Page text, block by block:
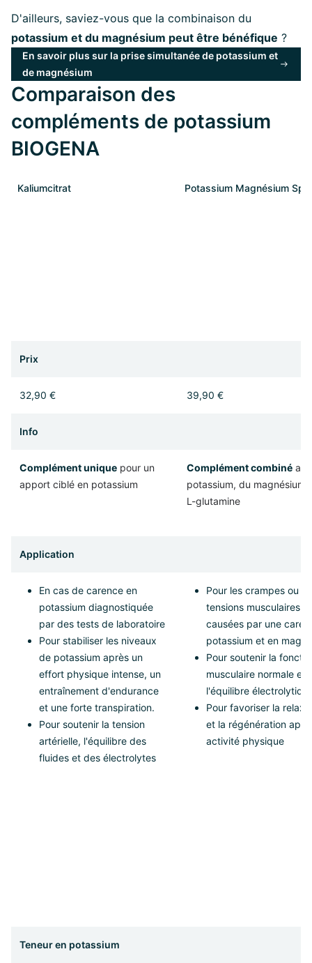
D'ailleurs, saviez-vous que la combinaison du
potassium et du magnésium peut être bénéfique ?
En savoir plus sur la prise simultanée de potassium et
de magnésium
Comparaison des
compléments de potassium
BIOGENA
Kaliumcitrat Potassium Magnésium
Prix
32,90 € 39,90 €
Info
Complément unique pour un
apport ciblé en potassium
Complément combiné
potassium, du magnésium
L-glutamine
Application
En cas de carence en
potassium diagnostiquée
par des tests de laboratoire
Pour stabiliser les niveaux
de potassium après un
effort physique intense, un
entraînement d'endurance
et une forte transpiration.
Pour soutenir la tension
artérielle, l'équilibre des
fluides et des électrolytes
Pour les crampes ou
tensions musculaires
causées par une
potassium et en
Pour soutenir la
musculaire normale et
l'équilibre
Pour favoriser la
et la régénération
activité physique
Teneur en potassium